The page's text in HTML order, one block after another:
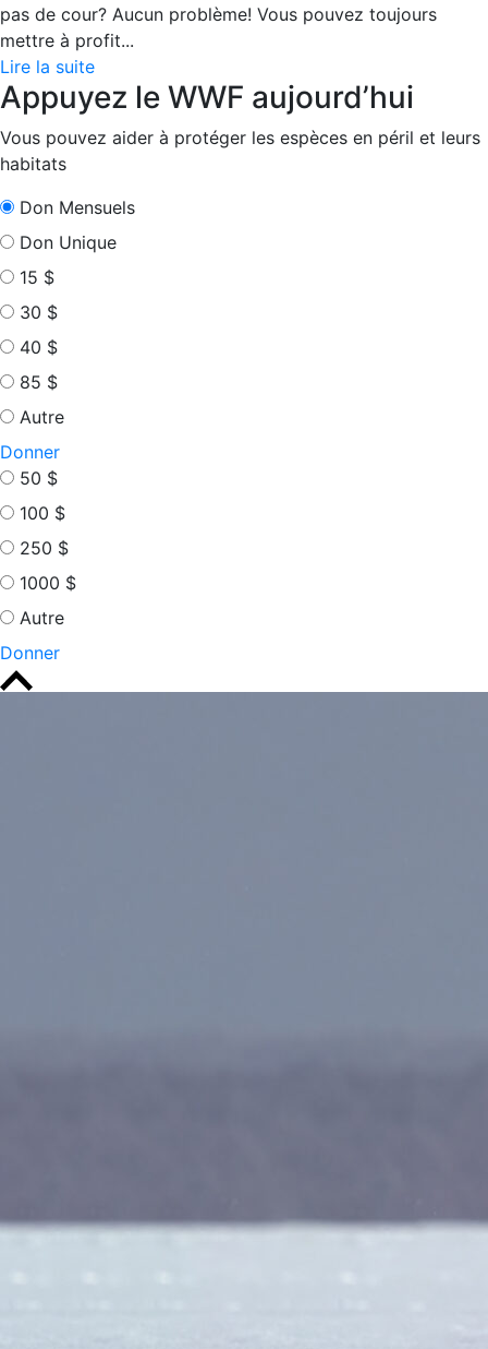
pas de cour? Aucun problème! Vous pouvez toujours
mettre à profit...
Lire la suite
Appuyez le WWF aujourd’hui
Vous pouvez aider à protéger les espèces en péril et leurs
habitats
Don Mensuels
Don Unique
15 $
30 $
40 $
85 $
Autre
Donner
50 $
100 $
250 $
1000 $
Autre
Donner